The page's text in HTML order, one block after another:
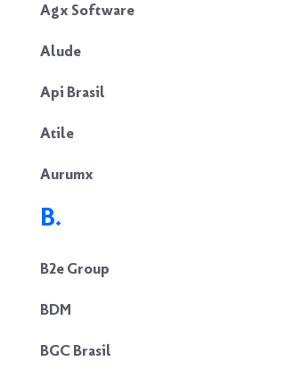
Agx Software
Alude
Api Brasil
Atile
Aurumx
B.
B2e Group
BDM
BGC Brasil